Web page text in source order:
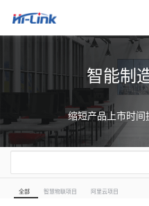
智能制
缩短产品上市时
全部 智慧物联项目 阿里云项目